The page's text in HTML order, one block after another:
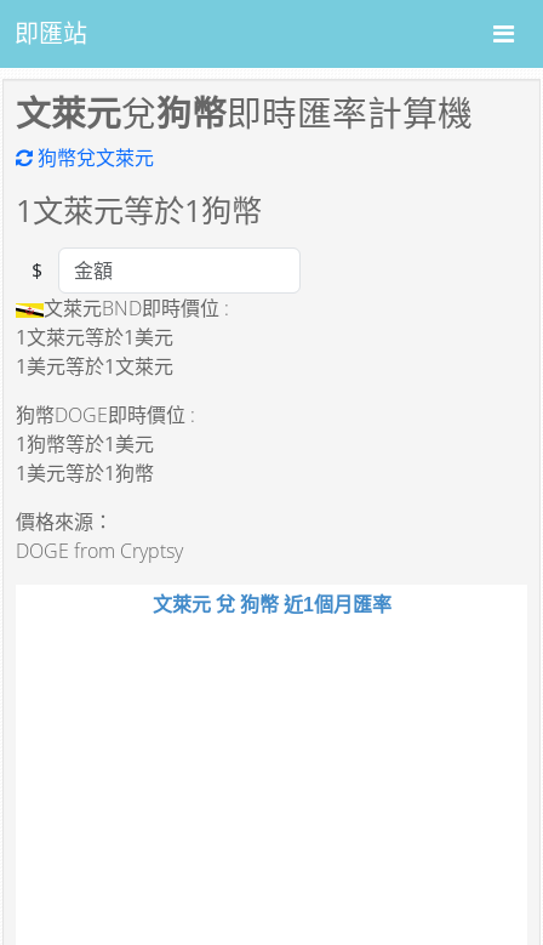
即匯站
文萊元兌狗幣即時匯率計算機
狗幣兌文萊元
1文萊元等於1狗幣
Amount
$
文萊元BND即時價位 :
1文萊元等於1美元
1美元等於1文萊元
狗幣DOGE即時價位 :
1狗幣等於1美元
1美元等於1狗幣
價格來源：
DOGE from Cryptsy
文萊元 兌 狗幣 近1個月匯率